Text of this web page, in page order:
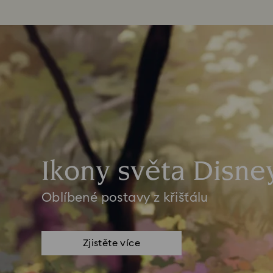
Ikony světa
Oblíbené postavy z křišťálu
Zjistěte více